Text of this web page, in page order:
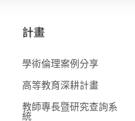
計畫
學術倫理案例分享
高等教育深耕計畫
教師專長暨研究查詢系
統